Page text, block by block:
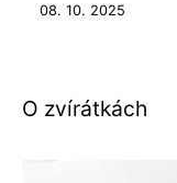
08. 10. 2025
O zvírátkách